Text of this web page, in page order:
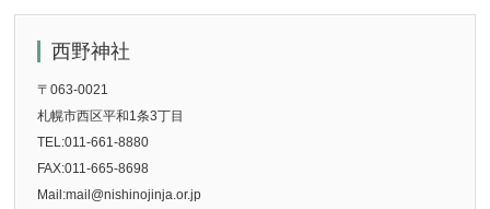
西野神社
〒063-0021
札幌市西区平和1条3丁目
TEL:011-661-8880
FAX:011-665-8698
Mail:mail@nishinojinja.or.jp